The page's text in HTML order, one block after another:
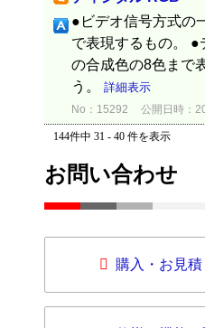
●ビデオ信号方式の
で表現するもの。
の合成色の8色まで
う。 詳細表示
No：15292 公開日時：
144件中 31 - 40 件を表示
お問い合わせ
購入・お見